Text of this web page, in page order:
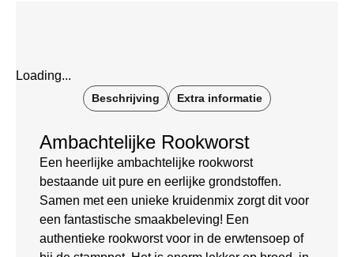
Loading...
Beschrijving Extra informatie
Ambachtelijke Rookworst
Een heerlijke ambachtelijke rookworst
bestaande uit pure en eerlijke grondstoffen.
Samen met een unieke kruidenmix zorgt dit voor
een fantastische smaakbeleving! Een
authentieke rookworst voor in de erwtensoep of